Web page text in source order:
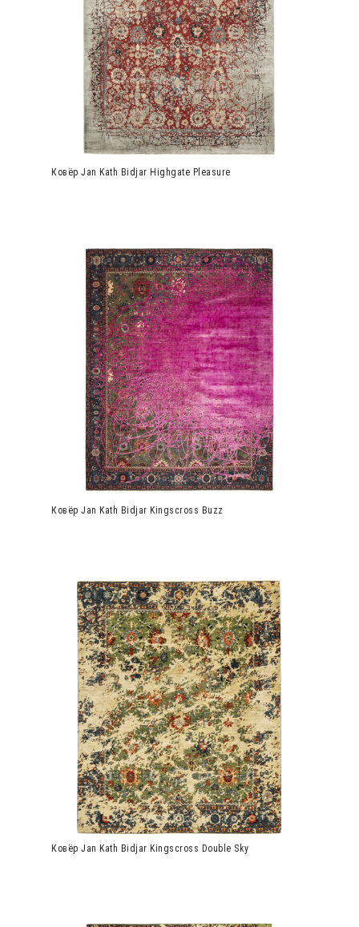
Ковёр Jan Kath Bidjar Highgate Pleasure
Ковёр Jan Kath Bidjar Kingscross Buzz
Ковёр Jan Kath Bidjar Kingscross Double Sky